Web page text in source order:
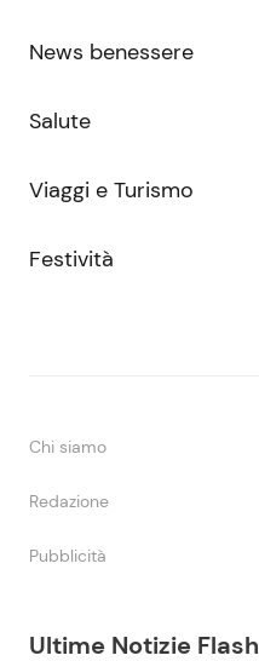
Ultime Notizie Flash
News benessere
Salute
Viaggi e Turismo
Festività
Chi siamo
Redazione
Pubblicità